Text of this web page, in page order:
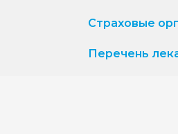
Страховые
Перечень